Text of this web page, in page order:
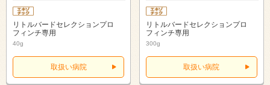
リトルバードセレクションプロ
フィンチ専用
40g
取扱い病院
リトルバードセレクションプロ
フィンチ専用
300g
取扱い病院